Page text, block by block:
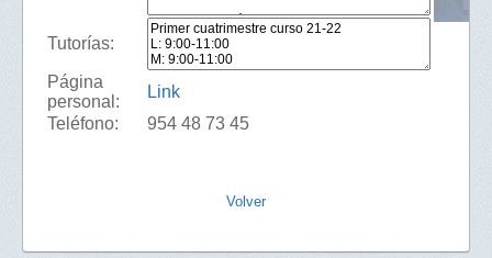
Tutorías:
Página
personal:
Link
Teléfono:
954 48 73 45
Volver